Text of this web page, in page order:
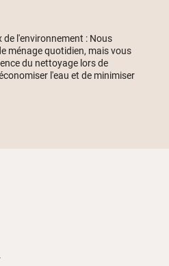
l'environnement : Nous
ménage quotidien, mais vous
du nettoyage lors de
l'eau et de minimiser